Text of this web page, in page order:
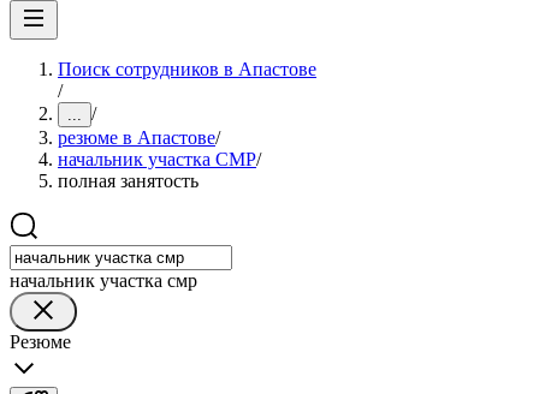
Поиск сотрудников в Апастове
/
... /
резюме в Апастове/
начальник участка СМР/
полная занятость
начальник участка смр
Резюме